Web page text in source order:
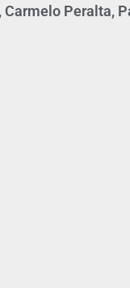
Peralta,